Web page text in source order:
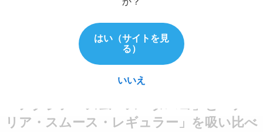
の匂いを感じる結果になりました。
リア・スムース・レギュラー」を吸い比べ
はい（サイトを見
る）
いいえ